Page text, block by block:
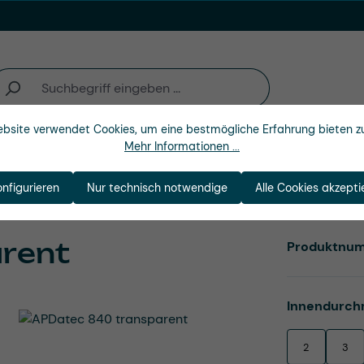
Unternehmen
2 3
verwendet Cookies, um eine bestmögliche Erfahrung bieten
Mehr Informationen ...
Nur technisch notwendige Alle Cookies